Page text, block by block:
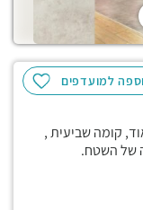
למועדפים
קומה שביעית ,